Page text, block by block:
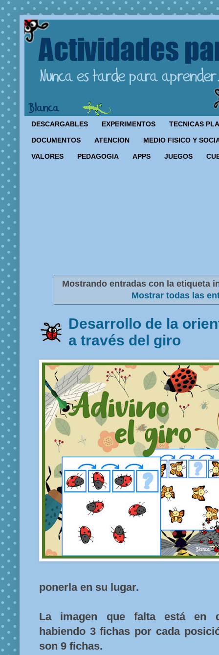
DESCARGABLES EXPERIMENTOS TECNICAS
DOCUMENTOS ATENCION MEDIO FISICO Y
VALORES PEDAGOGIA APPS JUEGOS
Mostrando entradas con la etiqueta
Mostrar todas las
Desarrollo de la
a través del giro
ponerla en su lugar.
La imagen que falta está en
habiendo 3 fichas por cada
son 9 fichas.